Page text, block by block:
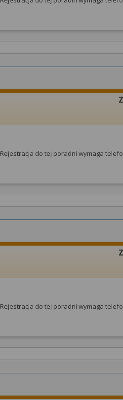
Rejestracja do tej poradni wymaga
Rejestracja do tej poradni wymaga